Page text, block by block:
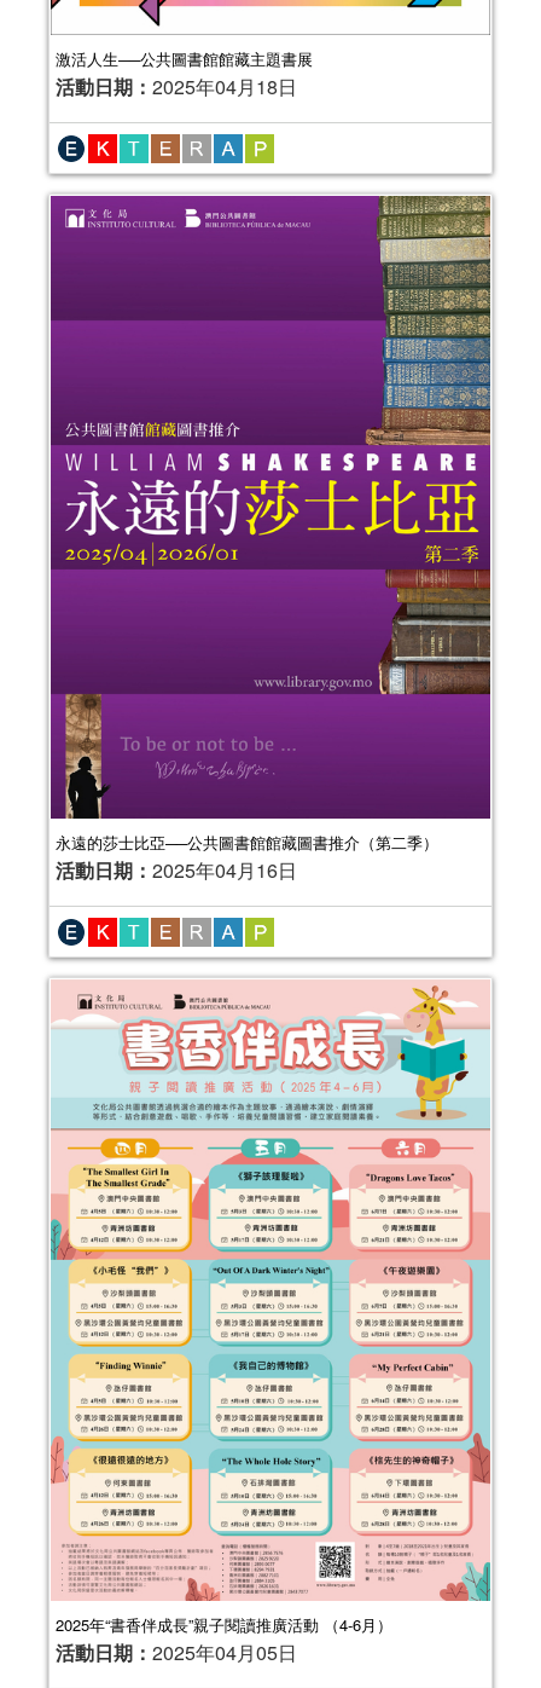
激活人生──公共圖書館館藏主題書展
活動日期： 2025年04月18日
永遠的莎士比亞──公共圖書館館藏圖書推介（第二季）
活動日期： 2025年04月16日
2025年“書香伴成長”親子閱讀推廣活動 （4-6月）
活動日期： 2025年04月05日